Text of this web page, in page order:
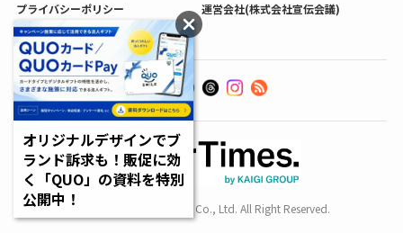
プライバシーポリシー
運営会社(株式会社宣伝会議)
利用者情報の外部送信について
Copyright SENDENKAIGI Co., Ltd. All Right Reserved.
オリジナルデザインでブ
ランド訴求も！販促に効
く「QUO」の資料を特別
公開中！